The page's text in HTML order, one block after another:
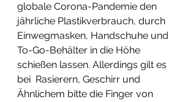
globale Corona-Pandemie den
jährliche Plastikverbrauch, durch
Einwegmasken, Handschuhe und
To-Go-Behälter in die Höhe
schießen lassen. Allerdings gilt es
bei  Rasierern, Geschirr und
Ähnlichem bitte die Finger von